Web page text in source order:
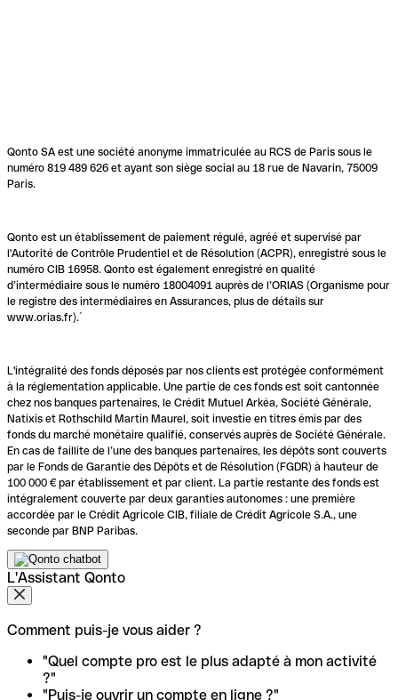
Qonto SA est une société anonyme immatriculée au RCS de Paris sous le
numéro 819 489 626 et ayant son siège social au 18 rue de Navarin, 75009
Paris.
Qonto est un établissement de paiement régulé, agréé et supervisé par
l'Autorité de Contrôle Prudentiel et de Résolution (ACPR), enregistré sous le
numéro CIB 16958. Qonto est également enregistré en qualité
d’intermédiaire sous le numéro 18004091 auprès de l’ORIAS (Organisme pour
le registre des intermédiaires en Assurances, plus de détails sur
www.orias.fr).`
L'intégralité des fonds déposés par nos clients est protégée conformément
à la réglementation applicable. Une partie de ces fonds est soit cantonnée
chez nos banques partenaires, le Crédit Mutuel Arkéa, Société Générale,
Natixis et Rothschild Martin Maurel, soit investie en titres émis par des
fonds du marché monétaire qualifié, conservés auprès de Société Générale.
En cas de faillite de l’une des banques partenaires, les dépôts sont couverts
par le Fonds de Garantie des Dépôts et de Résolution (FGDR) à hauteur de
100 000 € par établissement et par client. La partie restante des fonds est
intégralement couverte par deux garanties autonomes : une première
accordée par le Crédit Agricole CIB, filiale de Crédit Agricole S.A., une
seconde par BNP Paribas.
L'Assistant Qonto
Comment puis-je vous aider ?
"Quel compte pro est le plus adapté à mon activité
?"
"Puis-je ouvrir un compte en ligne ?"